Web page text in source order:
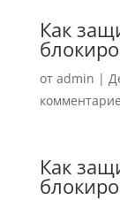
Как
от admin |
Как